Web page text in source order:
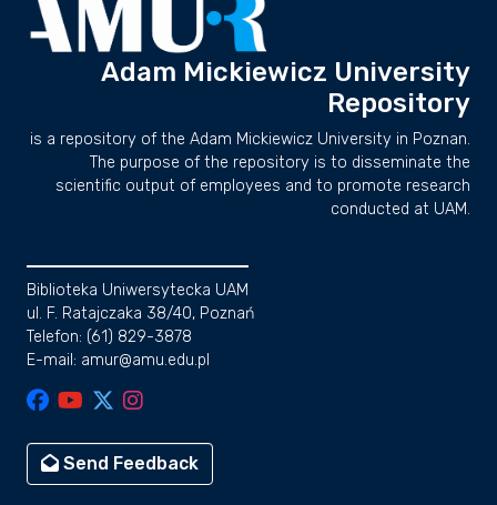
Adam Mickiewicz University
Repository
is a repository of the Adam Mickiewicz University in Poznan.
The purpose of the repository is to disseminate the
scientific output of employees and to promote research
conducted at UAM.
Biblioteka Uniwersytecka UAM
ul. F. Ratajczaka 38/40, Poznań
Telefon: (61) 829-3878
E-mail: amur@amu.edu.pl
Send Feedback